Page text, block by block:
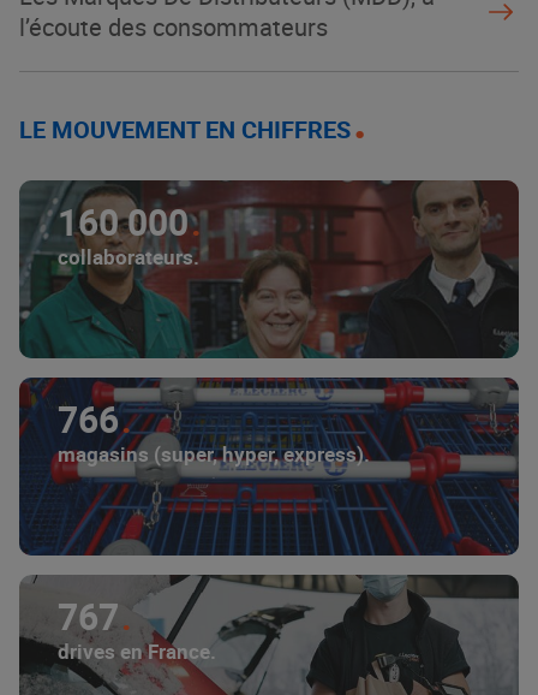
l’écoute des consommateurs
LE MOUVEMENT EN CHIFFRES
160 000
collaborateurs.
766
magasins (super, hyper, express).
767
drives en France.